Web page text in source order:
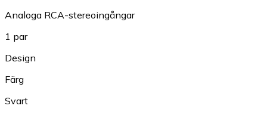
Analoga RCA-stereoingångar
1 par
Design
Färg
Svart